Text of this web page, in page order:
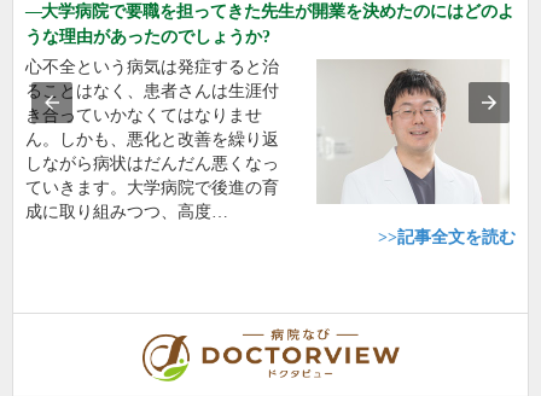
大学病院で要職を担ってきた先生が開業を決めたのにはどのよ
うな理由があったのでしょうか?
心不全という病気は発症すると治
ることはなく、患者さんは生涯付
き合っていかなくてはなりませ
ん。しかも、悪化と改善を繰り返
しながら病状はだんだん悪くなっ
ていきます。大学病院で後進の育
成に取り組みつつ、高度…
>>記事全文を読む